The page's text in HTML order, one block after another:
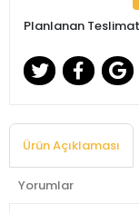
Planlanan
Ürün Açıklaması
Yorumlar